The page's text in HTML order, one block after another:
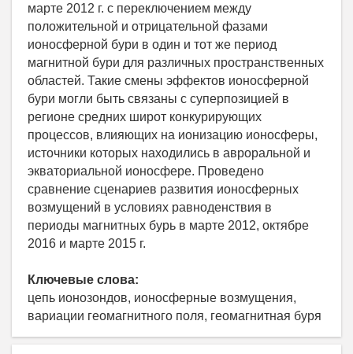
марте 2012 г. с переключением между
положительной и отрицательной фазами
ионосферной бури в один и тот же период
магнитной бури для различных пространственных
областей. Такие смены эффектов ионосферной
бури могли быть связаны с суперпозицией в
регионе средних широт конкурирующих
процессов, влияющих на ионизацию ионосферы,
источники которых находились в авроральной и
экваториальной ионосфере. Проведено
сравнение сценариев развития ионосферных
возмущений в условиях равноденствия в
периоды магнитных бурь в марте 2012, октябре
2016 и марте 2015 г.
Ключевые слова:
цепь ионозондов, ионосферные возмущения,
вариации геомагнитного поля, геомагнитная буря